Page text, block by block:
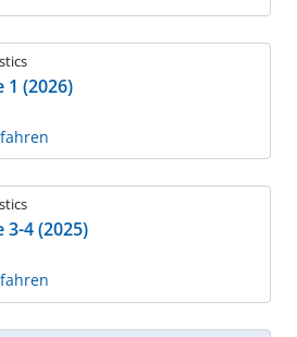
1 (2026)
3-4 (2025)